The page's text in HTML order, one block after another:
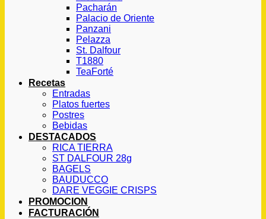
Pacharán
Palacio de Oriente
Panzani
Pelazza
St. Dalfour
T1880
TeaForté
Recetas
Entradas
Platos fuertes
Postres
Bebidas
DESTACADOS
RICA TIERRA
ST DALFOUR 28g
BAGELS
BAUDUCCO
DARE VEGGIE CRISPS
PROMOCION
FACTURACIÓN